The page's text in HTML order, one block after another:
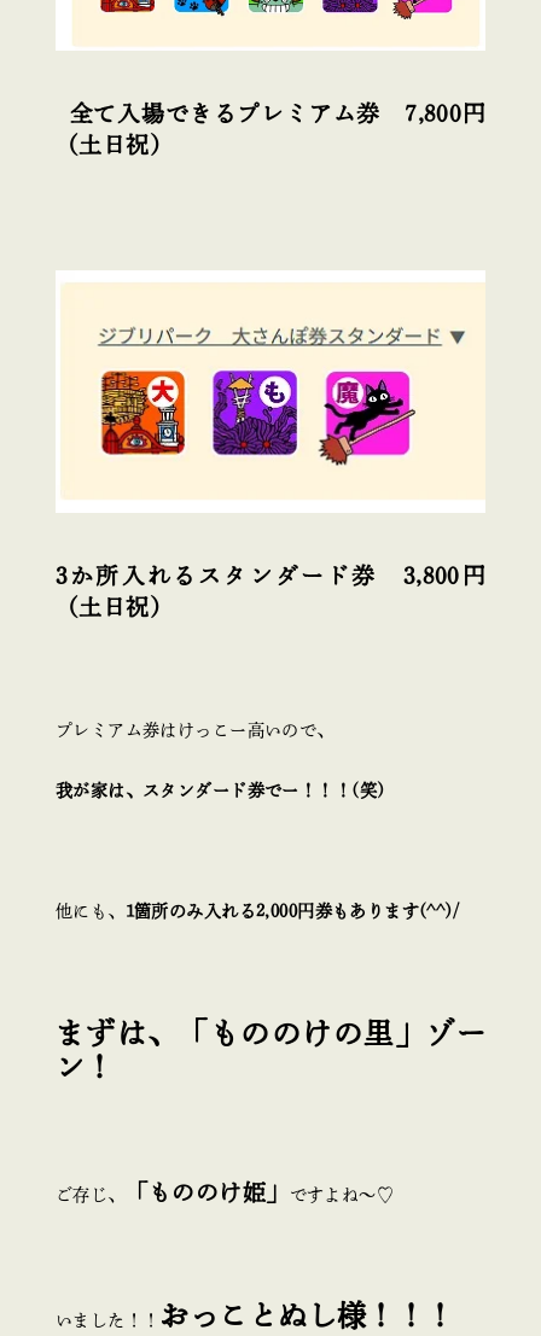
全て入場できるプレミアム券 7,800円
（土日祝）
3か所入れるスタンダード券 3,800円
（土日祝）
プレミアム券はけっこー高いので、
我が家は、スタンダード券でー！！！(笑)
他にも、 1箇所のみ入れる2,000円券もあります(^^)/
まずは、「もののけの里」ゾー
ン！
ご存じ、 「もののけ姫」 ですよね～♡
いました！！ おっことぬし様！！！